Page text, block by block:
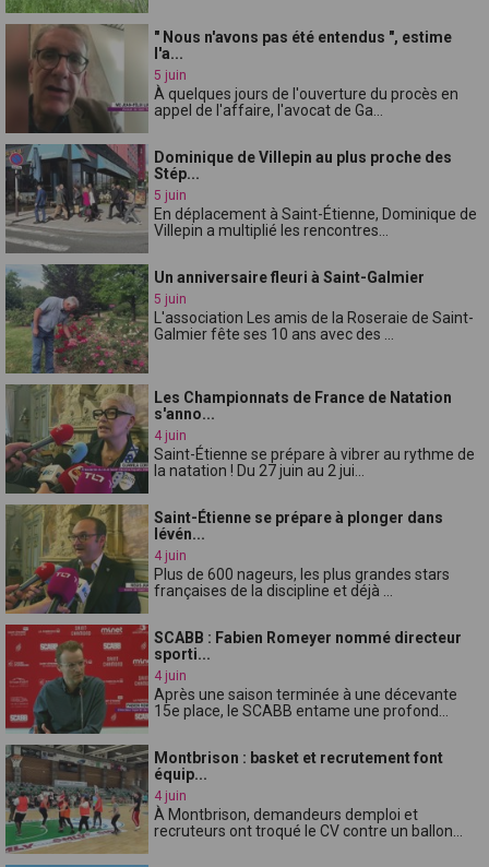
" Nous n'avons pas été entendus ", estime
l'a...
5 juin
À quelques jours de l'ouverture du procès en
appel de l'affaire, l'avocat de Ga...
Dominique de Villepin au plus proche des
Stép...
5 juin
En déplacement à Saint-Étienne, Dominique de
Villepin a multiplié les rencontres...
Un anniversaire fleuri à Saint-Galmier
5 juin
L'association Les amis de la Roseraie de Saint-
Galmier fête ses 10 ans avec des ...
Les Championnats de France de Natation
s'anno...
4 juin
Saint-Étienne se prépare à vibrer au rythme de
la natation ! Du 27 juin au 2 jui...
Saint-Étienne se prépare à plonger dans
lévén...
4 juin
Plus de 600 nageurs, les plus grandes stars
françaises de la discipline et déjà ...
SCABB : Fabien Romeyer nommé directeur
sporti...
4 juin
Après une saison terminée à une décevante
15e place, le SCABB entame une profond...
Montbrison : basket et recrutement font
équip...
4 juin
À Montbrison, demandeurs demploi et
recruteurs ont troqué le CV contre un ballon...